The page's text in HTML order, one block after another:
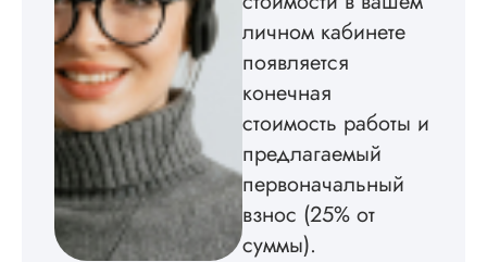
подобрал
обосновал
грамотно
расчеты и подвел
по результатам
исследования.
Благодарна.
личном кабинете
появляется
конечная
стоимость работы и
предлагаемый
первоначальный
взнос (25% от
суммы).